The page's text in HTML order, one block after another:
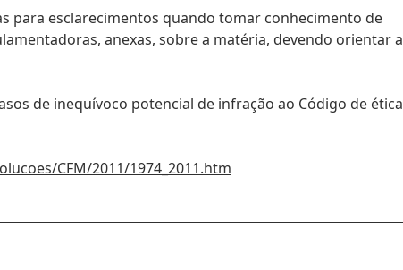
para esclarecimentos quando tomar conhecimento de
anexas, sobre a matéria, devendo orientar a
de inequívoco potencial de infração ao Código de ética
CFM/2011/1974_2011.htm